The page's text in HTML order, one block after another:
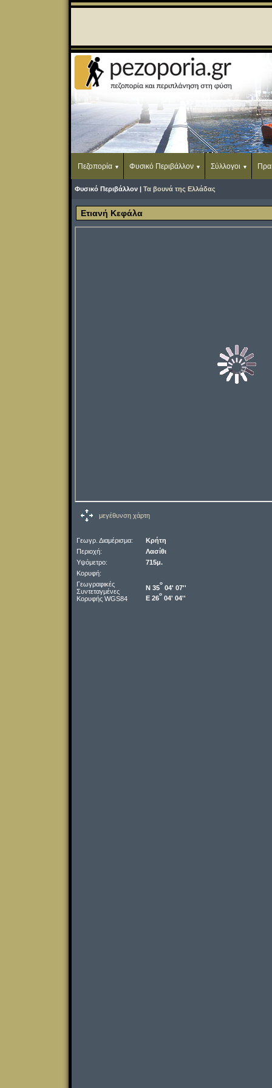
Πεζοπορία Φυσικό Περιβάλλον Σύλλογοι
Φυσικό Περιβάλλον | Τα βουνά της Ελλάδας
Ετιανή Κεφάλα
μεγέθυνση χάρτη
Γεωγρ. Διαμέρισμα:
Κρήτη
Περιοχή:
Λασίθι
Υψόμετρο:
715μ.
Κορυφή:
Γεωγραφικές
Συντεταγμένες
Κορυφής WGS84
Ν 35
o
04' 07''
Ε 26
o
04' 04''